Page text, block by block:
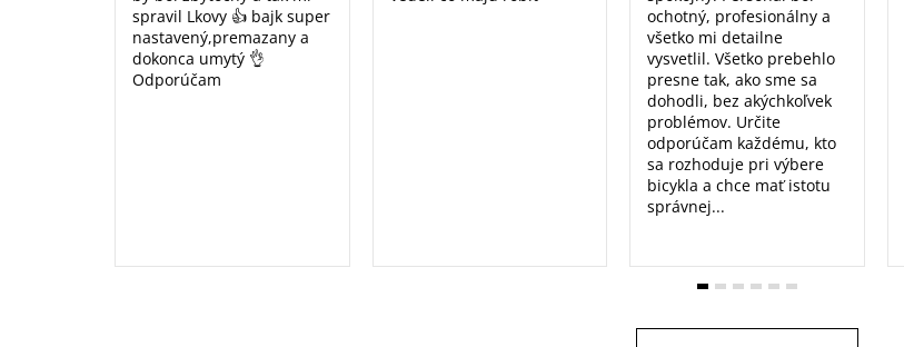
spravil Lkovy 👍 bajk super
nastavený,premazany a
dokonca umytý 👌
Odporúčam
ochotný, profesionálny a
všetko mi detailne
vysvetlil. Všetko prebehlo
presne tak, ako sme sa
dohodli, bez akýchkoľvek
problémov. Určite
odporúčam každému, kto
sa rozhoduje pri výbere
bicykla a chce mať istotu
správnej...